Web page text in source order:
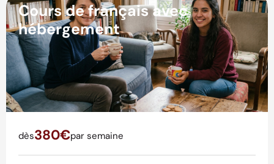
Cours de français avec
hébergement
dès380€par semaine